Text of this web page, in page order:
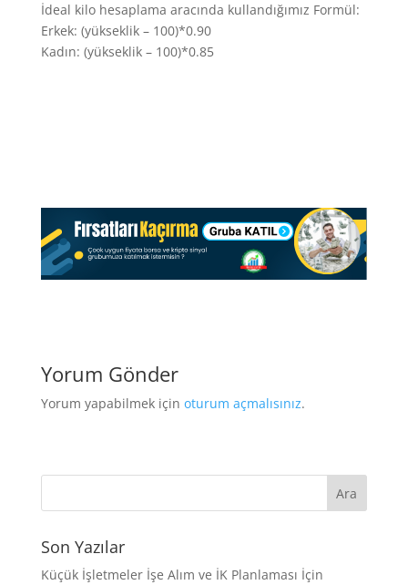
İdeal kilo hesaplama aracında kullandığımız Formül:
Erkek: (yükseklik – 100)*0.90
Kadın: (yükseklik – 100)*0.85
Yorum Gönder
Yorum yapabilmek için oturum açmalısınız.
Son Yazılar
Küçük İşletmeler İşe Alım ve İK Planlaması İçin